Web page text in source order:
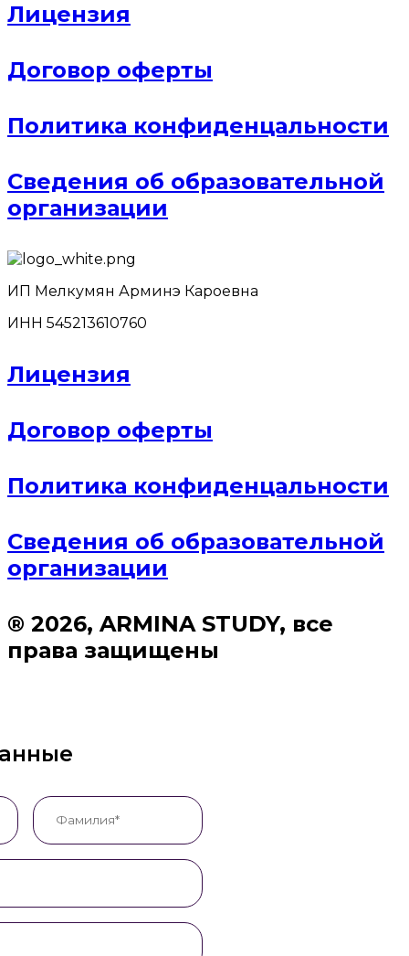
Лицензия
Договор оферты
Политика конфиденцальности
Сведения об образовательной
организации
ИП Мелкумян Арминэ Кароевна
ИНН 545213610760
Лицензия
Договор оферты
Политика конфиденцальности
Сведения об образовательной
организации
® 2026, ARMINA STUDY, все
права защищены